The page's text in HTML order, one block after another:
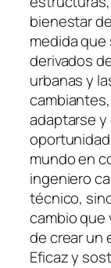
bienestar
medida
derivados
urbanas y
adaptarse y
oportunidad
mundo en
ingeniero
técnico,
cambio que
de crear un
Eficaz y